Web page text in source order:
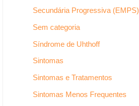
Secundária Progressiva (EMPS)
Sem categoria
Síndrome de Uhthoff
Sintomas
Sintomas e Tratamentos
Sintomas Menos Frequentes